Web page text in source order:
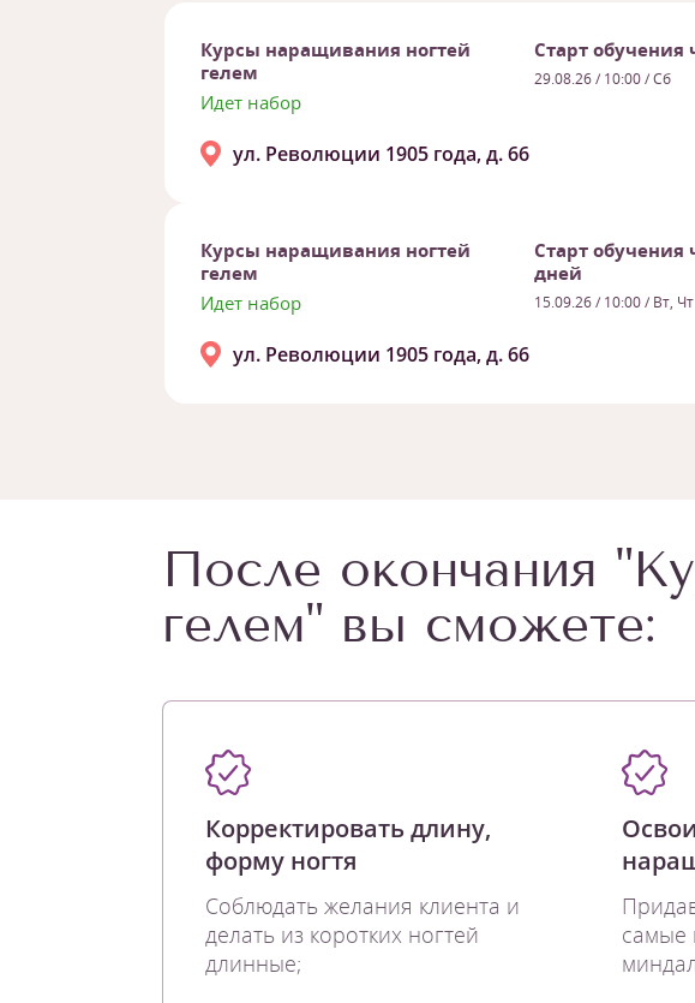
Курсы наращивания ногтей
гелем
Идет набор
Старт обучения
29.08.26/ 10:00 / Сб
ул. Революции 1905 года, д. 66
Курсы наращивания ногтей
гелем
Идет набор
Старт обучения
дней
15.09.26/ 10:00 / Вт, Чт
ул. Революции 1905 года, д. 66
После окончания
гелем" вы сможете:
Корректировать длину,
форму ногтя
Соблюдать желания клиента и
делать из коротких ногтей
длинные;
самые